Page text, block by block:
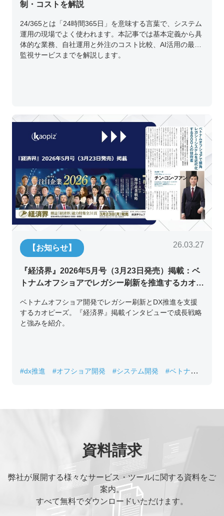
制・コストを解説
24/365とは「24時間365日」を意味する言葉で、システム
運用の現場でよく使われます。本記事では基本定義から具
体的な業務、自社運用と外注のコスト比較、AI活用の最新
監視サービスまでを解説します。
【お知らせ】 26.03.27
『経済界』2026年5月号（3月23日発売）掲載：ベ
トナムオフショアでレガシー刷新を推進するカオピ
ベトナムオフショア開発でレガシー刷新とDX推進を支援
するカオピーズ。『経済界』掲載インタビューで成長戦略
と強みを紹介。
#dx推進 #オフショア開発 #システム開発
#ベトナムIT
資料請求
弊社が展開する様々なサービス・ツールに関する資料をご
案内。
すべて無料でダウンロードいただけます。